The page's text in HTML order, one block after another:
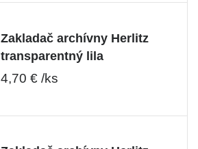
Zakladač archívny Herlitz
transparentný lila
4,70 € /ks